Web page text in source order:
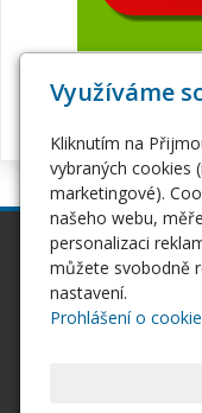
inPage
Webové stránky
Pro začátečníky
Seznámení s
Využíváme
Kliknutím na
vybraných cookies
marketingové).
našeho webu,
personalizaci
můžete svobodně
nastavení.
Prohlášení o